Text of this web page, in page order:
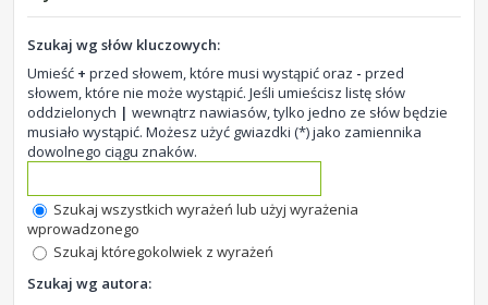
Szukaj wg słów kluczowych:
Umieść + przed słowem, które musi wystąpić oraz - przed
słowem, które nie może wystąpić. Jeśli umieścisz listę słów
oddzielonych | wewnątrz nawiasów, tylko jedno ze słów będzie
musiało wystąpić. Możesz użyć gwiazdki (*) jako zamiennika
dowolnego ciągu znaków.
Szukaj wszystkich wyrażeń lub użyj wyrażenia
wprowadzonego
Szukaj któregokolwiek z wyrażeń
Szukaj wg autora: